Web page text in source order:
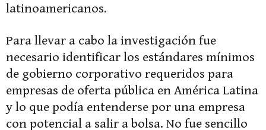
latinoamericanos.
Para llevar a cabo la investigación fue
necesario identificar los estándares mínimos
de gobierno corporativo requeridos para
empresas de oferta pública en América Latina
y lo que podía entenderse por una empresa
con potencial a salir a bolsa. No fue sencillo